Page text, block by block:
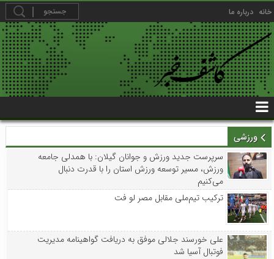
خانه درباره ما
ورزشی
سرپرست جدید ورزش و جوانان گیلان: با همدلی جامعه
ورزش، مسیر توسعه ورزش استان را با قدرت دنبال
می‌کنیم
ترکیب تیم‌ملی مقابل مصر لو فت
علی خورسند جلالی موفق به دریافت گواهینامه مدیریت
فوتبال آسیا شد